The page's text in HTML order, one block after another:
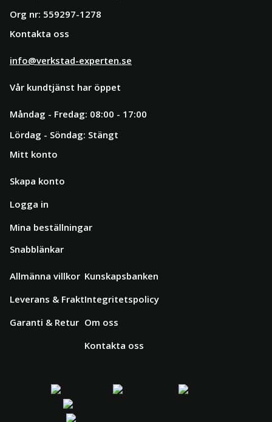
Org nr: 559297-1278
Kontakta oss
info@verkstad-experten.se
Vår kundtjänst har öppet
Måndag - Fredag: 08:00 - 17:00
Lördag - Söndag: Stängt
Mitt konto
Skapa konto
Logga in
Mina beställningar
Snabblänkar
Allmänna villkor
Leverans & Frakt
Garanti & Retur
Kunskapsbanken
Integritetspolicy
Om oss
Kontakta oss